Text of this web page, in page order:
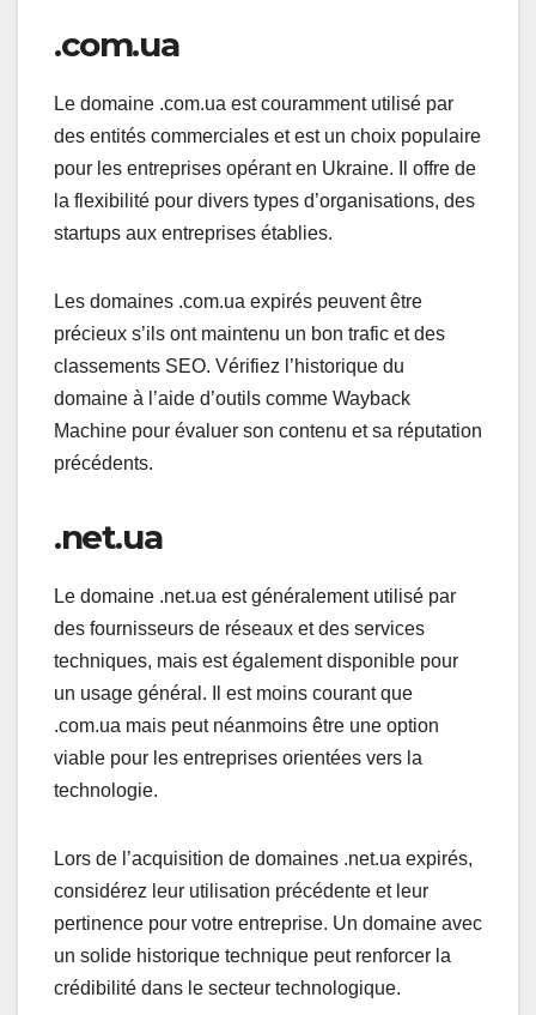
.com.ua
Le domaine .com.ua est couramment utilisé par
des entités commerciales et est un choix populaire
pour les entreprises opérant en Ukraine. Il offre de
la flexibilité pour divers types d’organisations, des
startups aux entreprises établies.
Les domaines .com.ua expirés peuvent être
précieux s’ils ont maintenu un bon trafic et des
classements SEO. Vérifiez l’historique du
domaine à l’aide d’outils comme Wayback
Machine pour évaluer son contenu et sa réputation
précédents.
.net.ua
Le domaine .net.ua est généralement utilisé par
des fournisseurs de réseaux et des services
techniques, mais est également disponible pour
un usage général. Il est moins courant que
.com.ua mais peut néanmoins être une option
viable pour les entreprises orientées vers la
technologie.
Lors de l’acquisition de domaines .net.ua expirés,
considérez leur utilisation précédente et leur
pertinence pour votre entreprise. Un domaine avec
un solide historique technique peut renforcer la
crédibilité dans le secteur technologique.